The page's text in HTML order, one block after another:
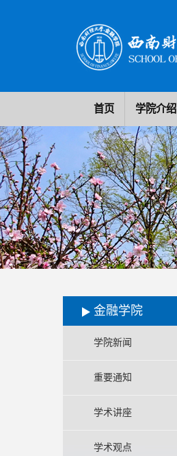
首页 学院介绍
金融学院
学院新闻
重要通知
学术讲座
学术观点